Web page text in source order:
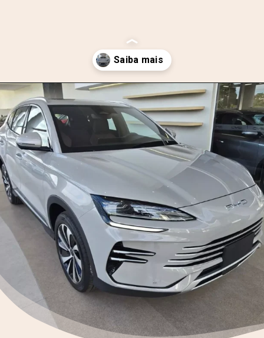
Opening https://motorprime.com.br/novo-byd-song-plus-2026-qual-e-o-preco-e-diferenciais/